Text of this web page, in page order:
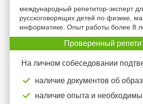
международный репетитор-эксперт
русскоговорящих детей по физике,
информатике. Опыт работы более 8
Проверенный
На личном собеседовании
наличие документов об
наличие опыта и
Нет
свободных
часов
11:00
11:30
12:00
12:30
13:00
Нет